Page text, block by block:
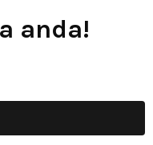
anda!